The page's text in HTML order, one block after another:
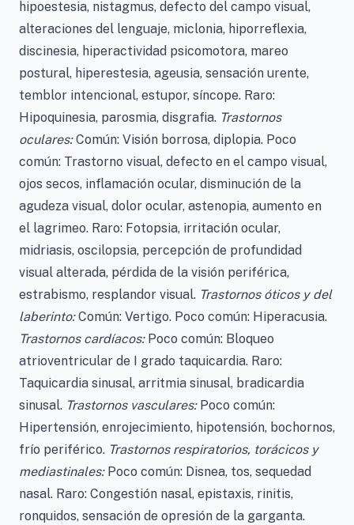
hipoestesia, nistagmus, defecto del campo visual,
alteraciones del lenguaje, miclonia, hiporreflexia,
discinesia, hiperactividad psicomotora, mareo
postural, hiperestesia, ageusia, sensación urente,
temblor intencional, estupor, síncope. Raro:
Hipoquinesia, parosmia, disgrafia. Trastornos
oculares:Común: Visión borrosa, diplopia. Poco
común: Trastorno visual, defecto en el campo visual,
ojos secos, inflamación ocular, disminución de la
agudeza visual, dolor ocular, astenopia, aumento en
el lagrimeo. Raro: Fotopsia, irritación ocular,
midriasis, oscilopsia, percepción de profundidad
visual alterada, pérdida de la visión periférica,
estrabismo, resplandor visual. Trastornos óticos y del
laberinto:Común: Vertigo. Poco común: Hiperacusia.
Trastornos cardíacos: Poco común: Bloqueo
atrioventricular de I grado taquicardia. Raro:
Taquicardia sinusal, arritmia sinusal, bradicardia
sinusal. Trastornos vasculares: Poco común:
Hipertensión, enrojecimiento, hipotensión, bochornos,
frío periférico. Trastornos respiratorios, torácicos y
mediastinales: Poco común: Disnea, tos, sequedad
nasal. Raro: Congestión nasal, epistaxis, rinitis,
ronquidos, sensación de opresión de la garganta.